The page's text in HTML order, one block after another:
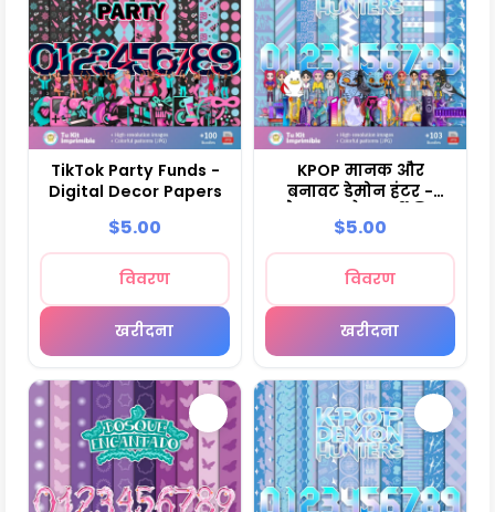
TikTok Party Funds -
Digital Decor Papers
$5.00
विवरण
खरीदना
KPOP मानक और
बनावट डेमोन हंटर -
$5.00
विवरण
खरीदना